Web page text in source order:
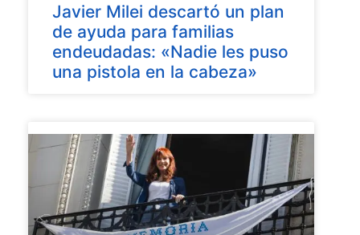
Javier Milei descartó un plan
de ayuda para familias
endeudadas: «Nadie les puso
una pistola en la cabeza»